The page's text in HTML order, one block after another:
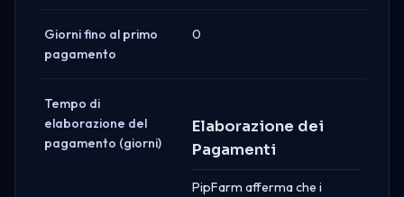
Giorni fino al primo
pagamento
0
Tempo di
elaborazione del
pagamento (giorni)
Elaborazione dei
Pagamenti
PipFarm afferma che i